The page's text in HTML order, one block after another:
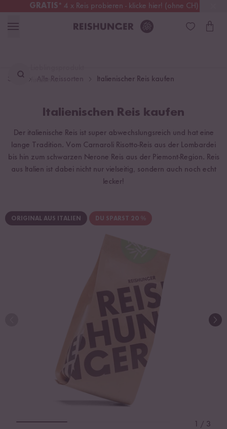
GRATIS* 4 x Reis probieren - klicke hier! (ohne CH)
Österreich Kostenloser Versand
finden ...
Start Italienischer Reis kaufen
Italienischen Reis kaufen
Der italienische Reis ist super abwechslungsreich und hat eine
lange Tradition. Vom Carnaroli Risotto-Reis aus der Lombardei
bis hin zum schwarzen Nerone Reis aus der Piemont-Region. Reis
aus Italien ist dabei nicht nur vielseitig, sondern auch noch echt
lecker!
ORIGINAL AUS ITALIEN DU SPARST 20 %
/ 3